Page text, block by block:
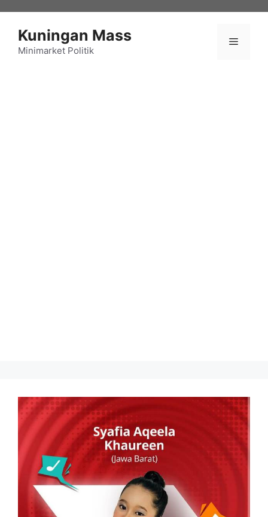
Kuningan Mass
Minimarket Politik
Menu